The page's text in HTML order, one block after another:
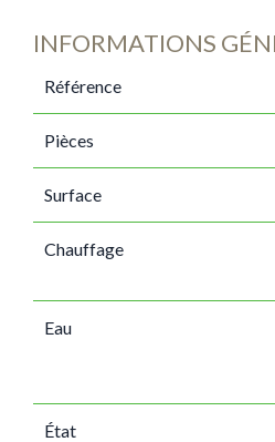
INFORMATIONS
Référence
Pièces
Surface
Chauffage
Eau
État